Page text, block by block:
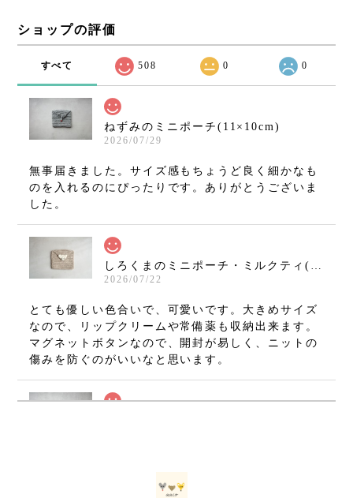
ショップの評価
すべて 508 0 0
ねずみのミニポーチ(11×10cm)
2026/07/29
無事届きました。サイズ感もちょうど良く細かなも
のを入れるのにぴったりです。ありがとうございま
した。
2026/07/22
とても優しい色合いで、可愛いです。大きめサイズ
なので、リップクリームや常備薬も収納出来ます。
マグネットボタンなので、開封が易しく、ニットの
傷みを防ぐのがいいなと思います。
す！ 大切に使いたいと思います。 ありがとうござ